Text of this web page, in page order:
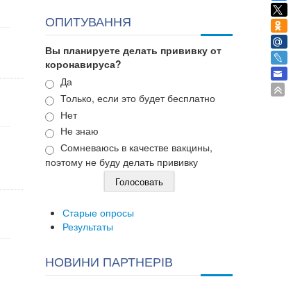
ОПИТУВАННЯ
Вы планируете делать прививку от
коронавируса?
Варианты
Да
Только, если это будет бесплатно
Нет
Не знаю
Сомневаюсь в качестве вакцины,
поэтому не буду делать прививку
Старые опросы
Результаты
НОВИНИ ПАРТНЕРІВ